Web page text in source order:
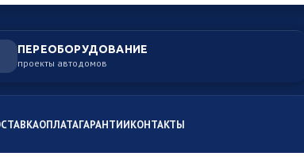
ПЕРЕОБОРУДОВАНИЕ
проекты автодомов
ОПЛАТАГАРАНТИИКОНТАКТЫ